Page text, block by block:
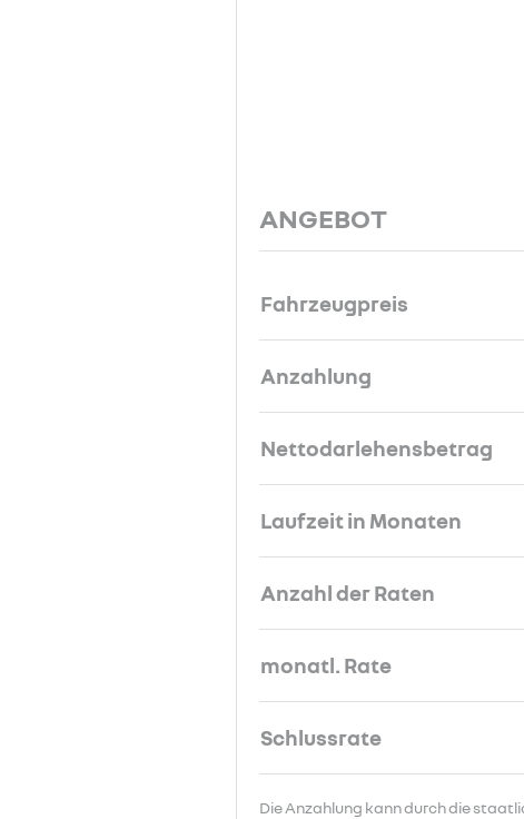
ANGEBOT
Fahrzeugpreis
Anzahlung
Nettodarlehensbetrag
Laufzeit in Monaten
Anzahl der Raten
monatl. Rate
Schlussrate
Die Anzahlung kann durch die